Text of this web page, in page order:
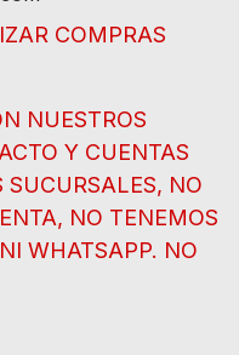
COMPRAS
NUESTROS
Y CUENTAS
NO
NO TENEMOS
WHATSAPP. NO